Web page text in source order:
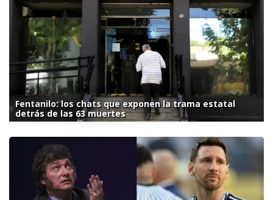
Fentanilo: los chats que exponen la trama estatal
detrás de las 63 muertes